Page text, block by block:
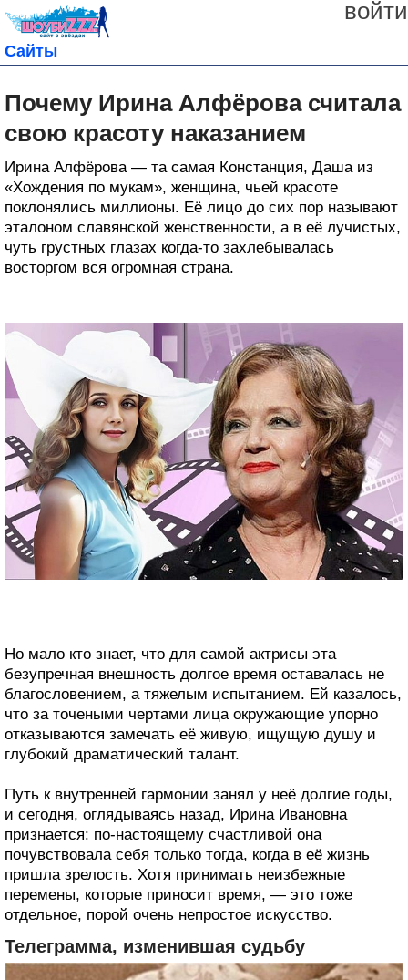
войти
Сайты
Почему Ирина Алфёрова считала
свою красоту наказанием
Ирина Алфёрова — та самая Констанция, Даша из
«Хождения по мукам», женщина, чьей красоте
поклонялись миллионы. Её лицо до сих пор называют
эталоном славянской женственности, а в её лучистых,
чуть грустных глазах когда-то захлебывалась
восторгом вся огромная страна.
Но мало кто знает, что для самой актрисы эта
безупречная внешность долгое время оставалась не
благословением, а тяжелым испытанием. Ей казалось,
что за точеными чертами лица окружающие упорно
отказываются замечать её живую, ищущую душу и
глубокий драматический талант.
Путь к внутренней гармонии занял у неё долгие годы,
и сегодня, оглядываясь назад, Ирина Ивановна
признается: по-настоящему счастливой она
почувствовала себя только тогда, когда в её жизнь
пришла зрелость. Хотя принимать неизбежные
перемены, которые приносит время, — это тоже
отдельное, порой очень непростое искусство.
Телеграмма, изменившая судьбу